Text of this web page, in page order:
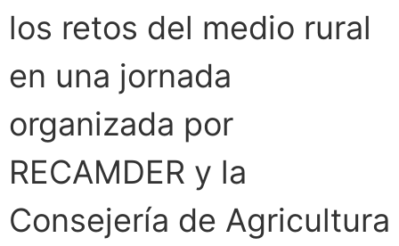
los retos del medio rural
en una jornada
organizada por
RECAMDER y la
Consejería de Agricultura